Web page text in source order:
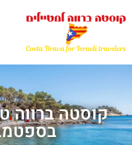
קוסטה ברווה